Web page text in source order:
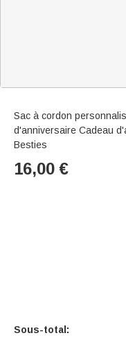
Sac à cordon
d'anniversaire Cadeau
Besties
16,00 €
Sous-total: